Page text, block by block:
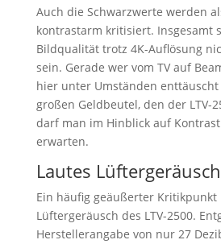
Auch die Schwarzwerte werden
kontrastarm kritisiert. Insgesamt
Bildqualität trotz 4K-Auflösung
sein. Gerade wer vom TV auf
hier unter Umständen
großen Geldbeutel, den der LTV-
darf man im Hinblick auf
erwarten.
Lautes
Ein häufig geäußerter Kritikpunkt
Lüftergeräusch des LTV-2500.
Herstellerangabe von nur 27